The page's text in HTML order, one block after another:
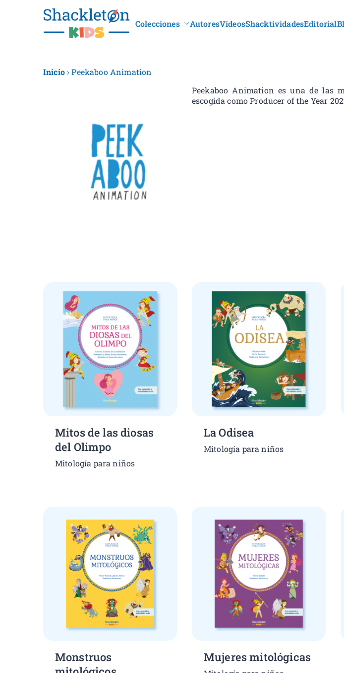
Shackletonkids
Colecciones AutoresVídeosShacktividadesEditorial
Inicio› Peekaboo Animation
Peekaboo Animation es una de las
escogida como Producer of the Year
Mitos de las diosas
del Olimpo
Mitología para niños
La Odisea
Mitología para niños
Monstruos
Mujeres mitológicas